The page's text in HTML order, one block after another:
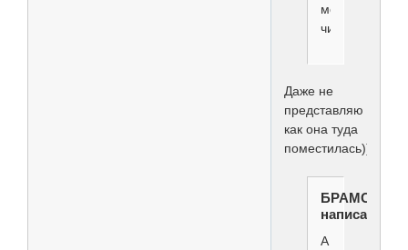
моих
чихов.
Даже не
представляю
как она туда
поместилась)))
БРАМС
написал(а):
А